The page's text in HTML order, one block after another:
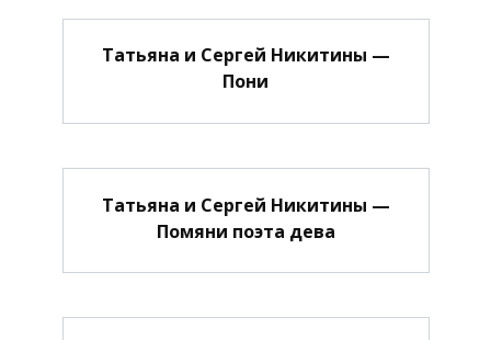
Татьяна и Сергей Никитины —
Пони
Татьяна и Сергей Никитины —
Помяни поэта дева